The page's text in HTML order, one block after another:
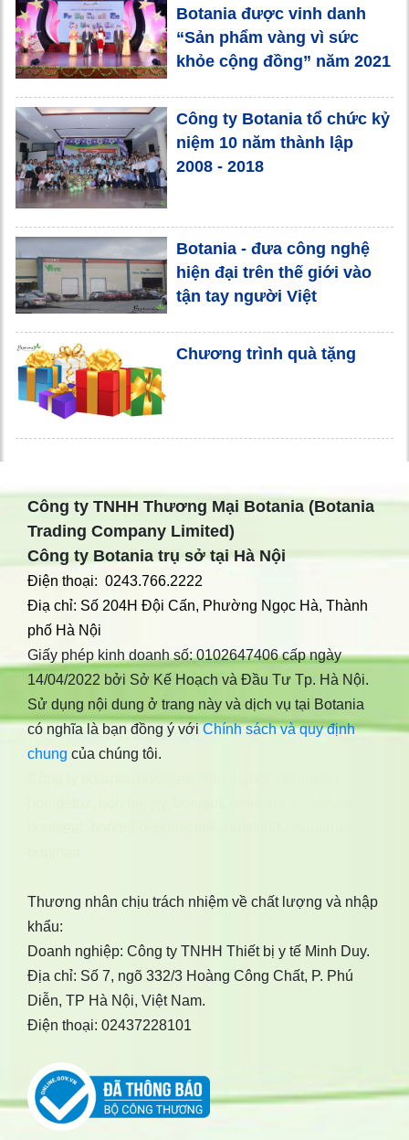
Botania được vinh danh
“Sản phẩm vàng vì sức
khỏe cộng đồng” năm 2021
Công ty Botania tổ chức kỷ
niệm 10 năm thành lập
2008 - 2018
Botania - đưa công nghệ
hiện đại trên thế giới vào
tận tay người Việt
Chương trình quà tặng
Công ty TNHH Thương Mại Botania (Botania
Trading Company Limited)
Công ty Botania trụ sở tại Hà Nội
Điện thoại: 0243.766.2222
Điạ chỉ: Số 204H Đội Cấn, Phường Ngọc Hà, Thành
phố Hà Nội
Giấy phép kinh doanh số: 0102647406 cấp ngày
14/04/2022 bởi Sở Kế Hoạch và Đầu Tư Tp. Hà Nội.
Sử dụng nội dung ở trang này và dịch vụ tại Botania
có nghĩa là bạn đồng ý vớiChính sách và quy định
chung của chúng tôi.
Thương nhân chịu trách nhiệm về chất lượng và nhập
khẩu:
Doanh nghiệp: Công ty TNHH Thiết bị y tế Minh Duy.
Địa chỉ: Số 7, ngõ 332/3 Hoàng Công Chất, P. Phú
Diễn, TP Hà Nội, Việt Nam.
Điện thoại: 02437228101